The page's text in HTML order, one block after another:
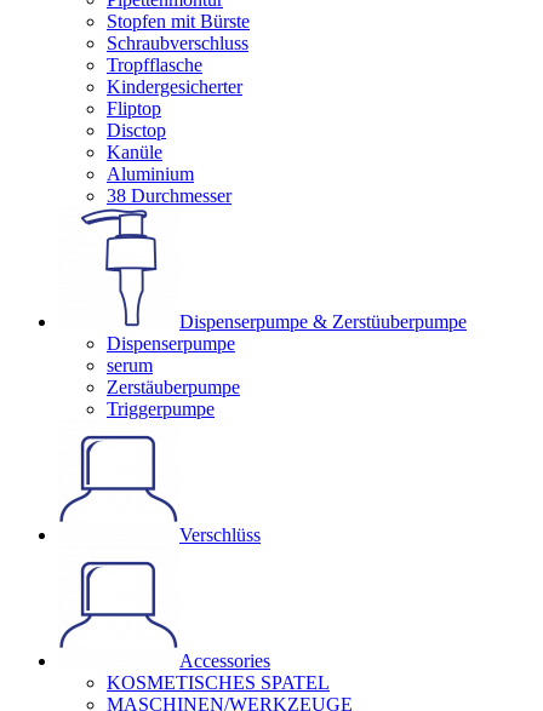
Stopfen mit Bürste
Schraubverschluss
Tropfflasche
Kindergesicherter
Fliptop
Disctop
Kanüle
Aluminium
38 Durchmesser
Dispenserpumpe & Zerstüuberpumpe
Dispenserpumpe
serum
Zerstäuberpumpe
Triggerpumpe
Verschlüss
Accessories
KOSMETISCHES SPATEL
MASCHINEN/WERKZEUGE